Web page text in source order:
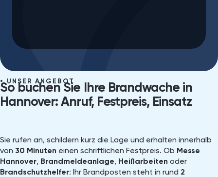
UNSER ANGEBOT
So buchen Sie Ihre Brandwache in
Hannover: Anruf, Festpreis, Einsatz
Sie rufen an, schildern kurz die Lage und erhalten innerhalb
von 30 Minuten einen schriftlichen Festpreis. Ob Messe
Hannover, Brandmeldeanlage, Heißarbeiten oder
Brandschutzhelfer: Ihr Brandposten steht in rund 2